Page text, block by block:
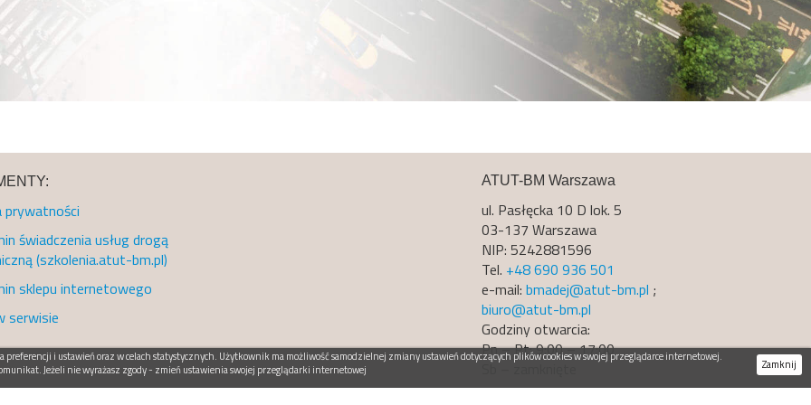
prywatności
świadczenia usług drogą
(szkolenia.atut-bm.pl)
sklepu internetowego
serwisie
ATUT-BM Warszawa
ul. Pasłęcka 10 D lok. 5
03-137 Warszawa
NIP: 5242881596
Tel. +48 690 936 501
e-mail: bmadej@atut-bm.pl ;
biuro@atut-bm.pl
Godziny otwarcia:
Pn – Pt: 9:00 – 17:00
Sb – zamknięte
Zamknij
i ustawień oraz w celach statystycznych. Użytkownik ma możliwość samodzielnej zmiany ustawień dotyczących plików cookies w swojej przeglądarce internetowej.
Jeżeli nie wyrażasz zgody - zmień ustawienia swojej przeglądarki internetowej